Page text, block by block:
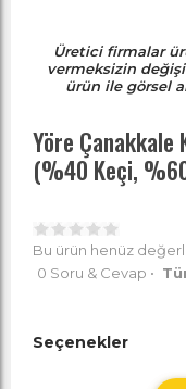
Üretici firmalar
vermeksizin
ürün ile görsel
Yöre Çanakkale
(%40 Keçi,
Bu ürün henüz
0 Soru & Cevap •
Seçenekler